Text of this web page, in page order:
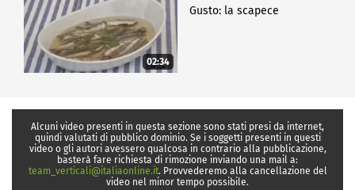
02:34
Gusto: la scapece
Alcuni video presenti in questa sezione sono stati presi da internet,
quindi valutati di pubblico dominio. Se i soggetti presenti in questi
video o gli autori avessero qualcosa in contrario alla pubblicazione,
basterà fare richiesta di rimozione inviando una mail a:
team_verticali@italiaonline.it. Provvederemo alla cancellazione del
video nel minor tempo possibile.